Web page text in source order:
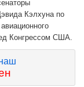
Кэлхуна по
Конгрессом США.